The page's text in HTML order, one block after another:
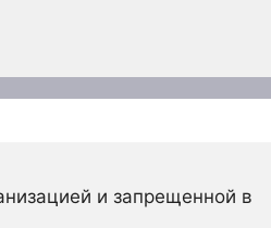
и запрещенной в